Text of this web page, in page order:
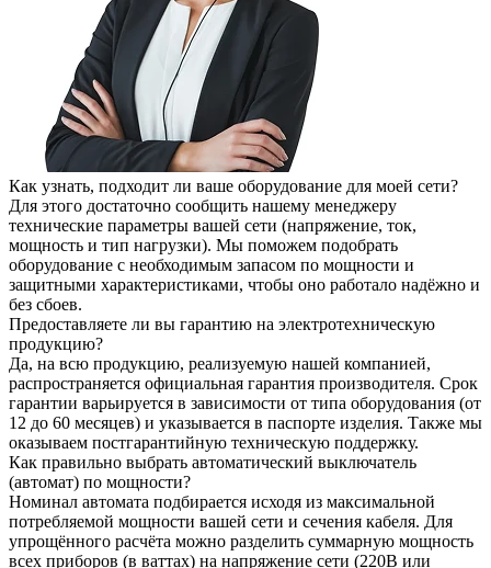
Как узнать, подходит ли ваше оборудование для моей сети?
Для этого достаточно сообщить нашему менеджеру
технические параметры вашей сети (напряжение, ток,
мощность и тип нагрузки). Мы поможем подобрать
оборудование с необходимым запасом по мощности и
защитными характеристиками, чтобы оно работало надёжно и
без сбоев.
Предоставляете ли вы гарантию на электротехническую
продукцию?
Да, на всю продукцию, реализуемую нашей компанией,
распространяется официальная гарантия производителя. Срок
гарантии варьируется в зависимости от типа оборудования (от
12 до 60 месяцев) и указывается в паспорте изделия. Также мы
оказываем постгарантийную техническую поддержку.
Как правильно выбрать автоматический выключатель
(автомат) по мощности?
Номинал автомата подбирается исходя из максимальной
потребляемой мощности вашей сети и сечения кабеля. Для
упрощённого расчёта можно разделить суммарную мощность
всех приборов (в ваттах) на напряжение сети (220В или